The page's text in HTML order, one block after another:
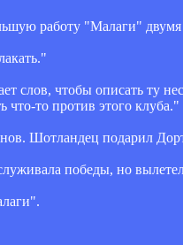
работу "Малаги"
слов, чтобы описать ту
то против этого клуба."
Шотландец подарил
победы, но